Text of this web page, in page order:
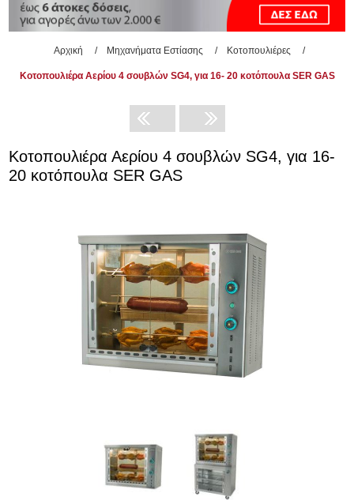
Αρχική / Μηχανήματα Εστίασης / Κοτοπουλιέρες /
Κοτοπουλιέρα Αερίου 4 σουβλών SG4, για 16- 20 κοτόπουλα SER GAS
Κοτοπουλιέρα Αερίου 4 σουβλών SG4, για 16-
20 κοτόπουλα SER GAS